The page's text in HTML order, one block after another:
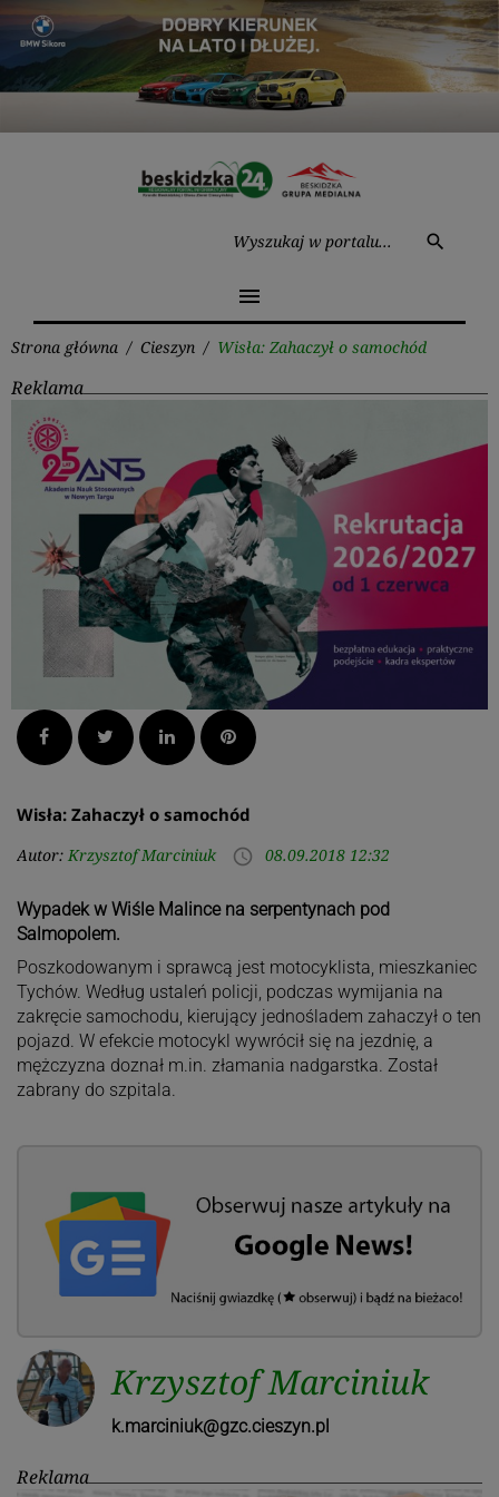
Przejdź
treści
search
menu
Strona główna / Cieszyn / Wisła: Zahaczył o samochód
Reklama
Facebook Twitter LinkedInPinterest
Wisła: Zahaczył o samochód
Autor: Krzysztof Marciniuk access_time 08.09.2018 12:32
Wypadek w Wiśle Malince na serpentynach pod
Salmopolem.
Poszkodowanym i sprawcą jest motocyklista, mieszkaniec
Tychów. Według ustaleń policji, podczas wymijania na
zakręcie samochodu, kierujący jednośladem zahaczył o ten
pojazd. W efekcie motocykl wywrócił się na jezdnię, a
mężczyzna doznał m.in. złamania nadgarstka. Został
zabrany do szpitala.
Krzysztof Marciniuk
k.marciniuk@gzc.cieszyn.pl
Reklama